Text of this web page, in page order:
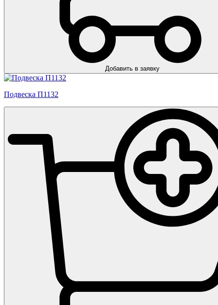
Добавить в заявку
Подвеска П1132